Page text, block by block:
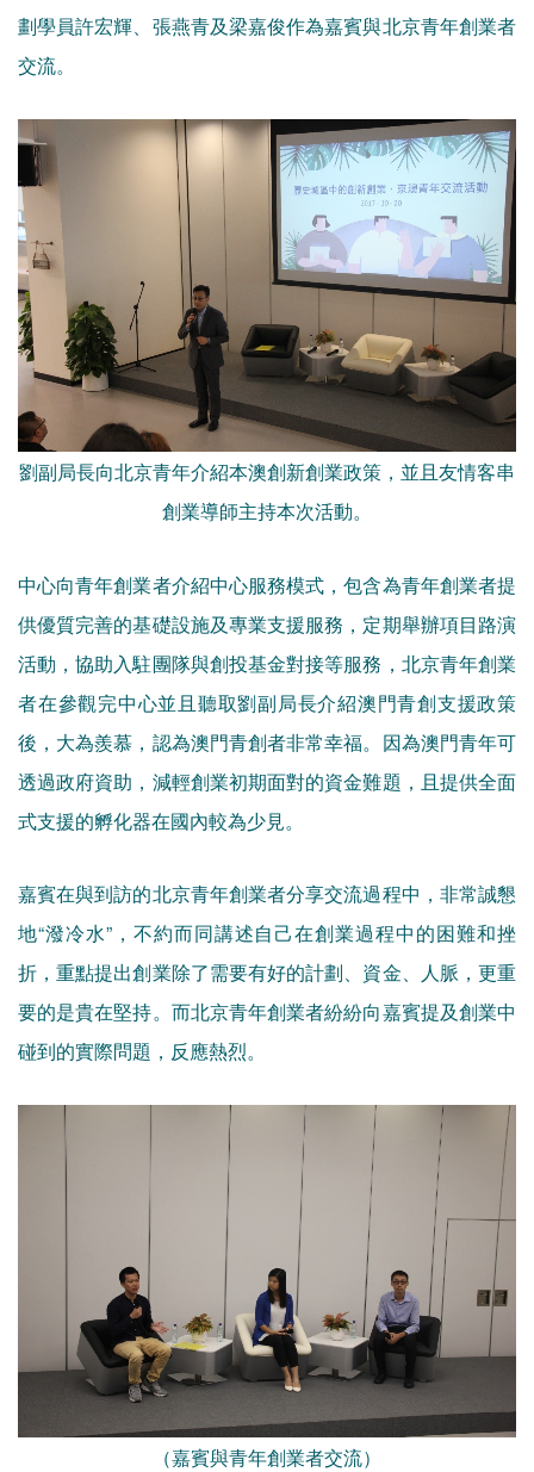
劃學員許宏輝、張燕青及梁嘉俊作為嘉賓與北京青年創業者
交流。
劉副局長向北京青年介紹本澳創新創業政策，並且友情客串
創業導師主持本次活動。
中心向青年創業者介紹中心服務模式，包含為青年創業者提
供優質完善的基礎設施及專業支援服務，定期舉辦項目路演
活動，協助入駐團隊與創投基金對接等服務，北京青年創業
者在參觀完中心並且聽取劉副局長介紹澳門青創支援政策
後，大為羨慕，認為澳門青創者非常幸福。因為澳門青年可
透過政府資助，減輕創業初期面對的資金難題，且提供全面
式支援的孵化器在國內較為少見。
嘉賓在與到訪的北京青年創業者分享交流過程中，非常誠懇
地“潑冷水”，不約而同講述自己在創業過程中的困難和挫
折，重點提出創業除了需要有好的計劃、資金、人脈，更重
要的是貴在堅持。而北京青年創業者紛紛向嘉賓提及創業中
碰到的實際問題，反應熱烈。
（嘉賓與青年創業者交流）